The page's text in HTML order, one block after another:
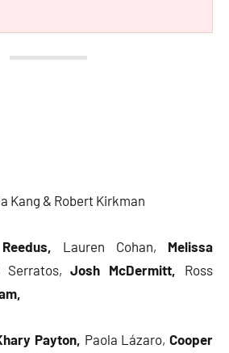
Kang & Robert Kirkman
Lauren Cohan, Melissa
Serratos, Josh McDermitt,
Ross
Payton, Paola Lázaro, Cooper